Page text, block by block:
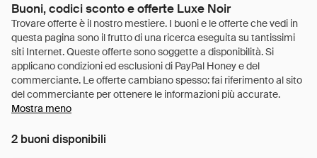
Buoni, codici sconto e offerte Luxe Noir
Mostra meno
2 buoni disponibili